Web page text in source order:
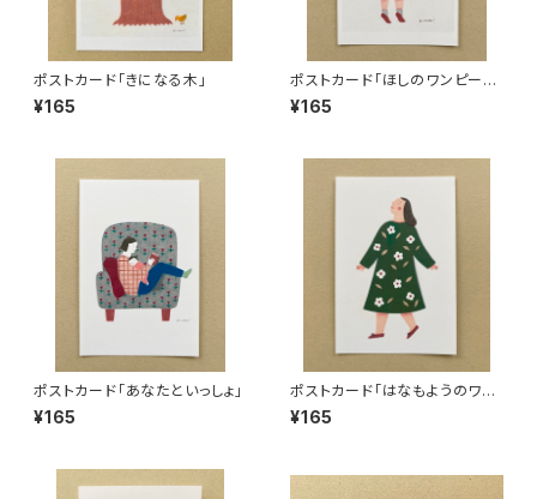
ポストカード「きになる木」
¥165
ポストカード「ほしのワンピー
ス」
¥165
ポストカード「あなたといっしょ」
¥165
ポストカード「はなもようのワン
ピース」
¥165